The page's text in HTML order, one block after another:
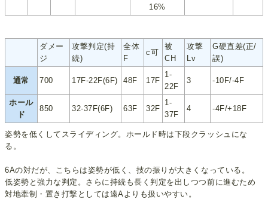
16%
ダメー
ジ
攻撃判定(持
続)
全体
F
c可
被
CH
攻撃
Lv
G硬直差(正/
誤)
通常 700 17F-22F(6F) 48F 17F
1-
22F
3 -10F/-4F
ホール
ド
850 32-37F(6F) 63F 32F
1-
37F
4 -4F/+18F
姿勢を低くしてスライディング。ホールド時は下段クラッシュにな
る。
6Aの対だが、こちらは姿勢が低く、技の振りが大きくなっている。
低姿勢と強力な判定。さらに持続も長く判定を出しつつ前に進むため
対地牽制・置き打撃としては遠Aよりも扱いやすい。